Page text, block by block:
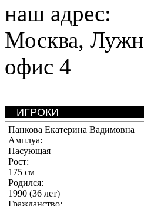
наш адрес:
Москва,
офис 4
ИГРОКИ
Панкова Екатерина Вадимовна
Амплуа:
Пасующая
Рост:
175 см
Родился:
1990 (36 лет)
Гражданство: